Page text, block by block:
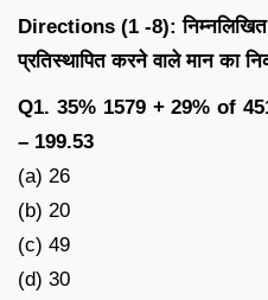
Directions (1 -8): निम्नलिखित
प्रतिस्थापित करने वाले मान का
Q1. 35% 1579 + 29% of
– 199.53
(a) 26
(b) 20
(c) 49
(d) 30